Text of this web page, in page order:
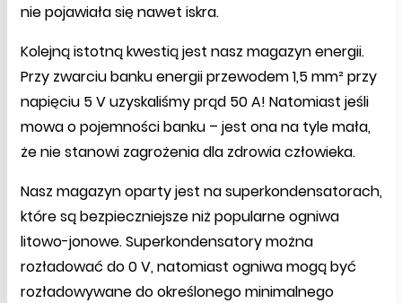
nie pojawiała się nawet iskra.
Kolejną istotną kwestią jest nasz magazyn energii.
Przy zwarciu banku energii przewodem 1,5 mm² przy
napięciu 5 V uzyskaliśmy prąd 50 A! Natomiast jeśli
mowa o pojemności banku – jest ona na tyle mała,
że nie stanowi zagrożenia dla zdrowia człowieka.
Nasz magazyn oparty jest na superkondensatorach,
które są bezpieczniejsze niż popularne ogniwa
litowo-jonowe. Superkondensatory można
rozładować do 0 V, natomiast ogniwa mogą być
rozładowywane do określonego minimalnego